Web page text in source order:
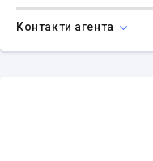
Контакти агента